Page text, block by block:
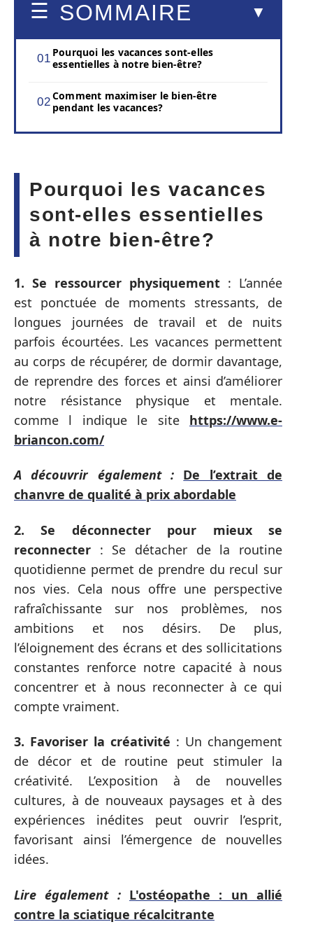
SOMMAIRE
Pourquoi les vacances sont-elles
essentielles à notre bien-être?
Comment maximiser le bien-être
pendant les vacances?
Pourquoi les vacances
sont-elles essentielles
à notre bien-être?
1. Se ressourcer physiquement : L’année
est ponctuée de moments stressants, de
longues journées de travail et de nuits
parfois écourtées. Les vacances permettent
au corps de récupérer, de dormir davantage,
de reprendre des forces et ainsi d’améliorer
notre résistance physique et mentale.
comme l indique le site https://www.e-
briancon.com/
A découvrir également : De l’extrait de
chanvre de qualité à prix abordable
2. Se déconnecter pour mieux se
reconnecter : Se détacher de la routine
quotidienne permet de prendre du recul sur
nos vies. Cela nous offre une perspective
rafraîchissante sur nos problèmes, nos
ambitions et nos désirs. De plus,
l’éloignement des écrans et des sollicitations
constantes renforce notre capacité à nous
concentrer et à nous reconnecter à ce qui
compte vraiment.
3. Favoriser la créativité : Un changement
de décor et de routine peut stimuler la
créativité. L’exposition à de nouvelles
cultures, à de nouveaux paysages et à des
expériences inédites peut ouvrir l’esprit,
favorisant ainsi l’émergence de nouvelles
idées.
Lire également : L'ostéopathe : un allié
contre la sciatique récalcitrante